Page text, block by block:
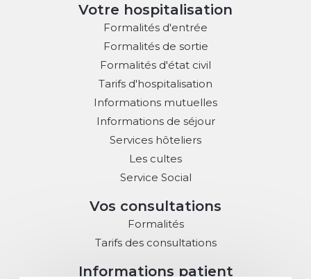
Votre hospitalisation
Formalités d'entrée
Formalités de sortie
Formalités d'état civil
Tarifs d'hospitalisation
Informations mutuelles
Informations de séjour
Services hôteliers
Les cultes
Service Social
Vos consultations
Formalités
Tarifs des consultations
Informations patient